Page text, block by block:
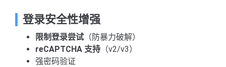
登录安全性增强
限制登录尝试 （防暴力破解）
reCAPTCHA 支持 （v2/v3）
强密码验证